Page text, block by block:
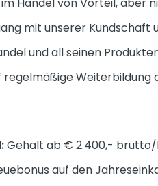
mit unserer
und all seinen
Weiterbildung
Gehalt ab € 2.400,-
auf den